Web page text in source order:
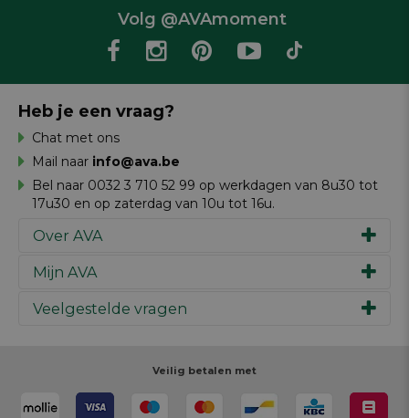
Volg @AVAmoment
Over AVA
Ons verhaal
Werken bij AVA
Mijn AVA
Inspiratie
Review schrijven
Veelgestelde vragen
Je retour
Heb je een vraag?
Chat met ons
Mail naar info@ava.be
Bel naar 0032 3 710 52 99 op werkdagen van 8u30 tot
17u30 en op zaterdag van 10u tot 16u.
Veilig betalen met